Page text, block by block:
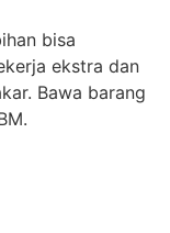
bisa
ekstra dan
Bawa barang